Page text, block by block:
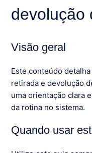
devolução
Visão geral
Este conteúdo
retirada e devolução
uma orientação clara
da rotina no sistema.
Quando usar